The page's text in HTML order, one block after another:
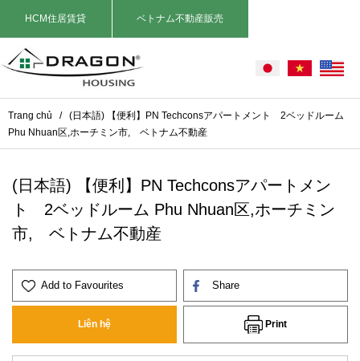
HCM住居賃貸 ベトナム不動産販売
Trang chủ /
(日本語) 【便利】PN Techconsアパートメント 2ベッドルーム
Phu Nhuan区,ホーチミン市, ベトナム不動産
(日本語) 【便利】PN Techconsアパートメン
ト 2ベッドルーム Phu Nhuan区,ホーチミン
市, ベトナム不動産
Add to Favourites Share
Liên hệ Print